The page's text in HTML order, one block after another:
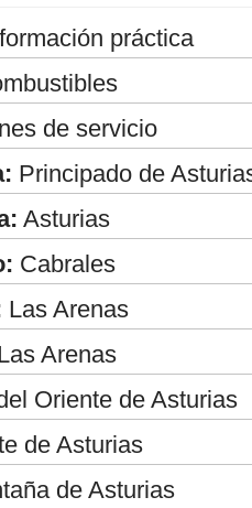
práctica
de servicio
Principado de
Asturias
Cabrales
Las Arenas
Arenas
Oriente de Asturias
de Asturias
de Asturias